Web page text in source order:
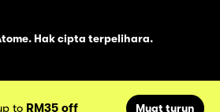
Hak cipta terpelihara.
to RM35 off Muat turun